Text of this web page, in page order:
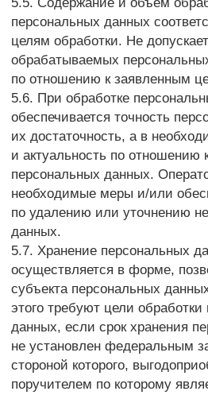
лицам, за исключением случаев, связанных
с исполнением действующего
либо в случае, если субъектом
данных дано согласие Оператору на
данных третьему лицу для исполнения
обязательств по гражданско-правовому
8.3. В случае выявления неточностей
в персональных данных, Пользователь
актуализировать их самостоятельно, путем
направления Оператору уведомление на
электронной почты Оператора info@sm-
sl.ru с пометкой «Актуализация
данных».
определяется достижением целей, для
были собраны персональные данные, если
срок не предусмотрен договором или
законодательством.
Пользователь может в любой момент
согласие на обработку персональных
направив Оператору уведомление
электронной почты на электронный адрес
Оператора info@sm-sl.ru с пометкой «Отзыв
согласия на обработку персональных
8.5. Вся информация, которая собирается
сторонними сервисами, в том числе
системами, средствами связи и другими